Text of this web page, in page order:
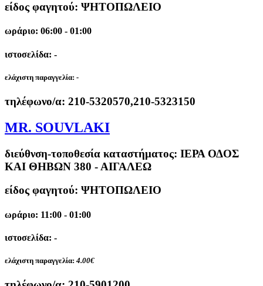
είδος φαγητού: ΨΗΤΟΠΩΛΕΙΟ
ωράριο: 06:00 - 01:00
ιστοσελίδα: -
ελάχιστη παραγγελία: -
τηλέφωνο/α: 210-5320570,210-5323150
MR. SOUVLAKI
διεύθνση-τοποθεσία καταστήματος: ΙΕΡΑ ΟΔΟΣ
ΚΑΙ ΘΗΒΩΝ 380 - ΑΙΓΑΛΕΩ
είδος φαγητού: ΨΗΤΟΠΩΛΕΙΟ
ωράριο: 11:00 - 01:00
ιστοσελίδα: -
ελάχιστη παραγγελία: 4.00€